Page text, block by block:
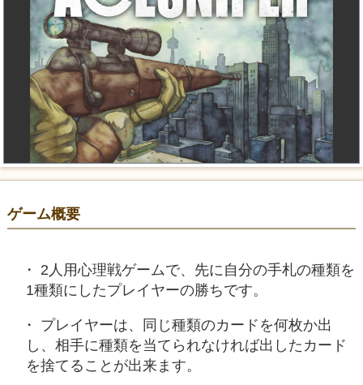
ゲーム概要
2人用心理戦ゲームで、先に自分の手札の種類を
1種類にしたプレイヤーの勝ちです。
プレイヤーは、同じ種類のカードを何枚か出
し、相手に種類を当てられなければ出したカード
を捨てることが出来ます。